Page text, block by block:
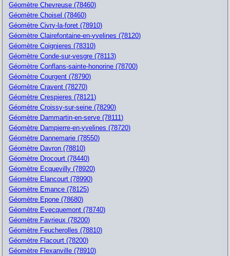
Géomètre Chevreuse (78460)
Géomètre Choisel (78460)
Géomètre Civry-la-foret (78910)
Géomètre Clairefontaine-en-yvelines (78120)
Géomètre Coignieres (78310)
Géomètre Conde-sur-vesgre (78113)
Géomètre Conflans-sainte-honorine (78700)
Géomètre Courgent (78790)
Géomètre Cravent (78270)
Géomètre Crespieres (78121)
Géomètre Croissy-sur-seine (78290)
Géomètre Dammartin-en-serve (78111)
Géomètre Dampierre-en-yvelines (78720)
Géomètre Dannemarie (78550)
Géomètre Davron (78810)
Géomètre Drocourt (78440)
Géomètre Ecquevilly (78920)
Géomètre Elancourt (78990)
Géomètre Emance (78125)
Géomètre Epone (78680)
Géomètre Evecquemont (78740)
Géomètre Favrieux (78200)
Géomètre Feucherolles (78810)
Géomètre Flacourt (78200)
Géomètre Flexanville (78910)